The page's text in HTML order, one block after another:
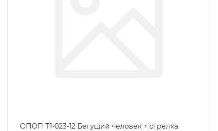
ОПОП Т1-023-12 Бегущий человек + стрелка